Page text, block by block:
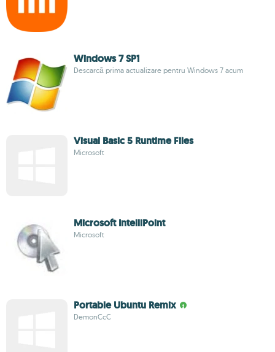
Windows 7 SP1
Descarcă prima actualizare pentru Windows 7 acum
Visual Basic 5 Runtime Files
Microsoft
Microsoft IntelliPoint
Microsoft
Portable Ubuntu Remix
DemonCcC